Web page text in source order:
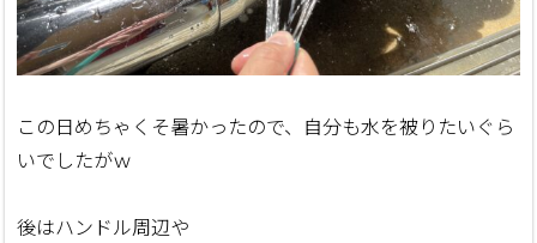
この日めちゃくそ暑かったので、自分も水を被りたいぐら
いでしたがｗ
後はハンドル周辺や